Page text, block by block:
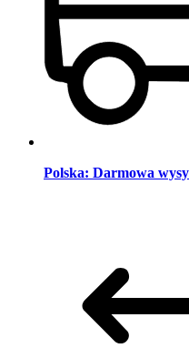
Polska: Darmowa